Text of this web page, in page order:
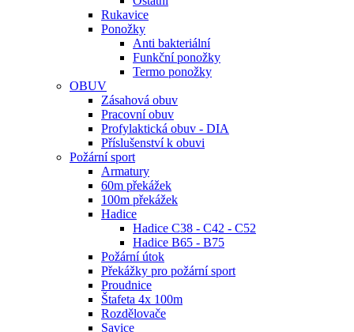
Rukavice
Ponožky
Anti bakteriální
Funkční ponožky
Termo ponožky
OBUV
Zásahová obuv
Pracovní obuv
Profylaktická obuv - DIA
Příslušenství k obuvi
Požární sport
Armatury
60m překážek
100m překážek
Hadice
Hadice C38 - C42 - C52
Hadice B65 - B75
Požární útok
Překážky pro požární sport
Proudnice
Štafeta 4x 100m
Rozdělovače
Savice